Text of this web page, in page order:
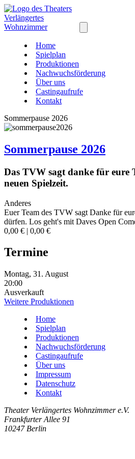
Home
Spielplan
Produktionen
Nachwuchsförderung
Über uns
Castingaufrufe
Kontakt
Sommerpause 2026
Sommerpause 2026
Das TVW sagt danke für eure
neuen Spielzeit.
Anderes
Euer Team des TVW sagt Danke für
dürfen. Los geht's mit Daves Open
0,00 € | 0,00 €
Termine
Montag, 31. August
20:00
Ausverkauft
Weitere Produktionen
Home
Spielplan
Produktionen
Nachwuchsförderung
Castingaufrufe
Über uns
Impressum
Datenschutz
Kontakt
Theater Verlängertes Wohnzimmer e.V.
Frankfurter Allee 91
10247 Berlin